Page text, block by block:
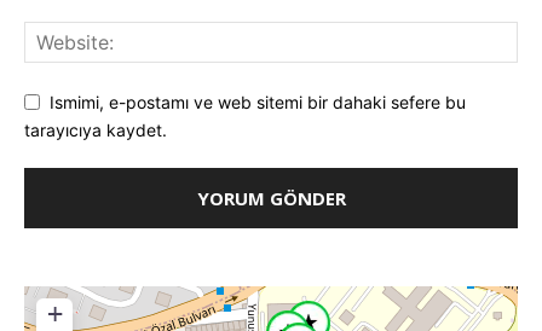
Ismimi, e-postamı ve web sitemi bir dahaki sefere bu
tarayıcıya kaydet.
+